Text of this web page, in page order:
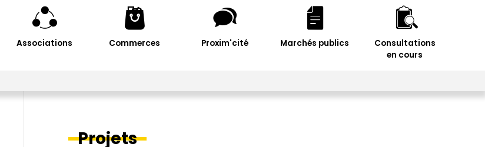
Associations Commerces Proxim'cité Marchés publics
Consultations
en cours
Projets